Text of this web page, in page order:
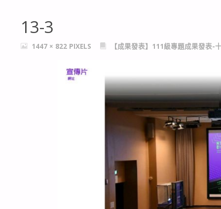
13-3
FULL1447 × 822 PIXELS 【成果發表】111級專題成果發表-